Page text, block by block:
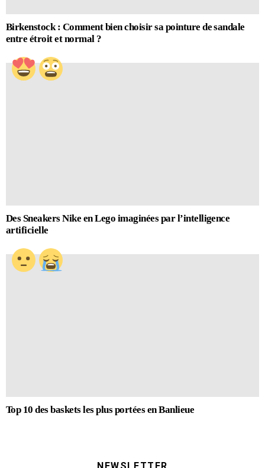
Birkenstock : Comment bien choisir sa pointure de sandale
entre étroit et normal ?
Des Sneakers Nike en Lego imaginées par l’intelligence
artificielle
Top 10 des baskets les plus portées en Banlieue